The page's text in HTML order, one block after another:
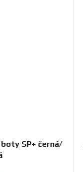
SP+ černá/